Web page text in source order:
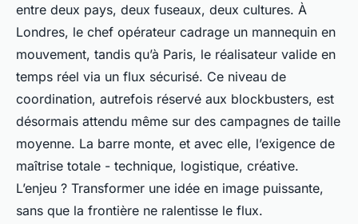
entre deux pays, deux fuseaux, deux cultures. À
Londres, le chef opérateur cadrage un mannequin en
mouvement, tandis qu’à Paris, le réalisateur valide en
temps réel via un flux sécurisé. Ce niveau de
coordination, autrefois réservé aux blockbusters, est
désormais attendu même sur des campagnes de taille
moyenne. La barre monte, et avec elle, l’exigence de
maîtrise totale - technique, logistique, créative.
L’enjeu ? Transformer une idée en image puissante,
sans que la frontière ne ralentisse le flux.